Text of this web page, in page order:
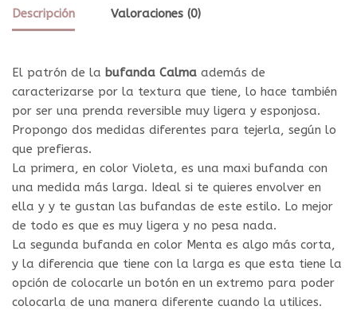
Descripción Valoraciones (0)
El patrón de la bufanda Calma además de
caracterizarse por la textura que tiene, lo hace también
por ser una prenda reversible muy ligera y esponjosa.
Propongo dos medidas diferentes para tejerla, según lo
que prefieras.
La primera, en color Violeta, es una maxi bufanda con
una medida más larga. Ideal si te quieres envolver en
ella y y te gustan las bufandas de este estilo. Lo mejor
de todo es que es muy ligera y no pesa nada.
La segunda bufanda en color Menta es algo más corta,
y la diferencia que tiene con la larga es que esta tiene la
opción de colocarle un botón en un extremo para poder
colocarla de una manera diferente cuando la utilices.